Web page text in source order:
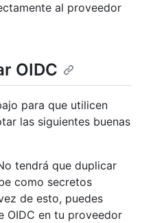
al proveedor
OIDC
para que utilicen
las siguientes buenas
tendrá que duplicar
como secretos
de esto, puedes
OIDC en tu proveedor